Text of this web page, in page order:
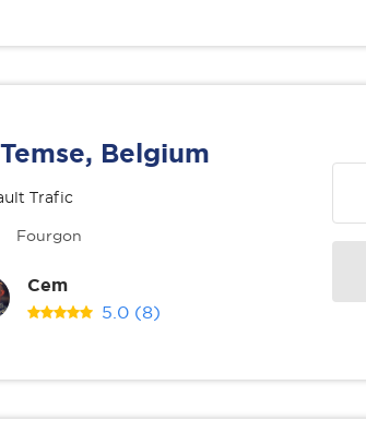
Temse, Belgium
Trafic
Fourgon
Cem
5.0 (8)